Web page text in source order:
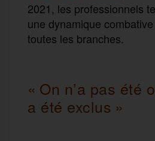
2021, les professionnels
une dynamique
toutes les branches.
« On n’a pas été
a été exclus »